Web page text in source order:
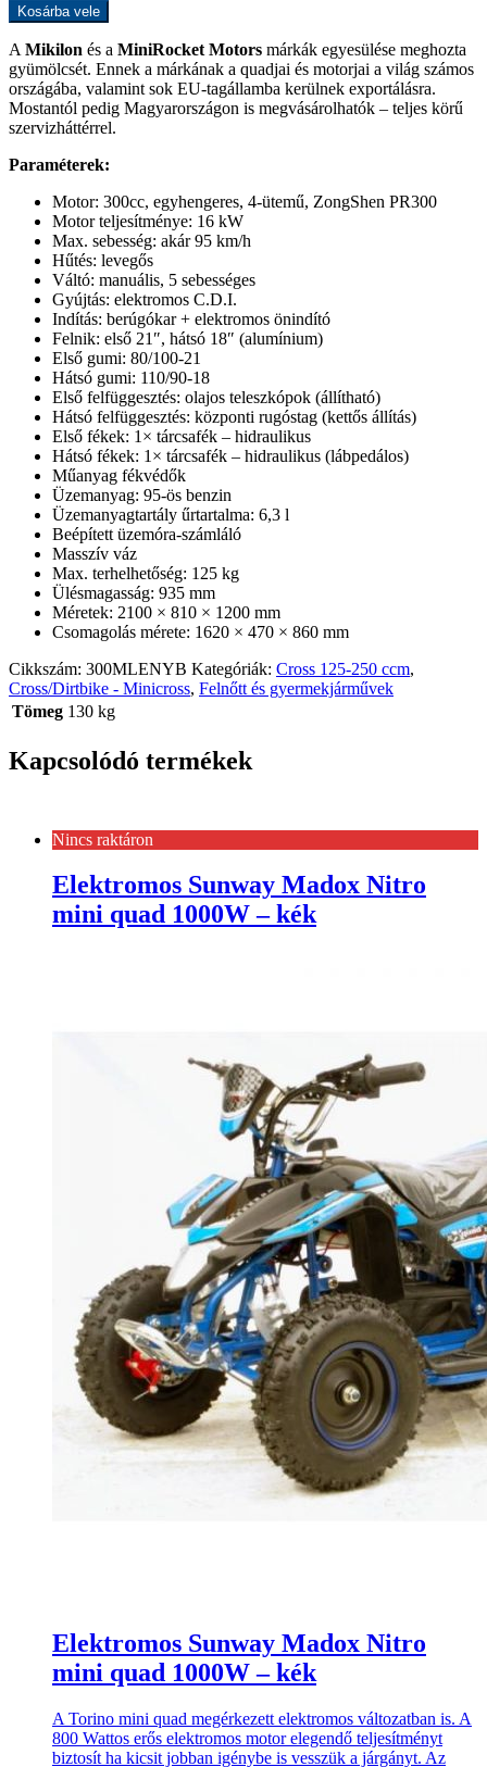
Kosárba vele
A Mikilon és a MiniRocket Motors márkák egyesülése meghozta
gyümölcsét. Ennek a márkának a quadjai és motorjai a világ számos
országába, valamint sok EU-tagállamba kerülnek exportálásra.
Mostantól pedig Magyarországon is megvásárolhatók – teljes körű
szervizháttérrel.
Paraméterek:
Motor: 300cc, egyhengeres, 4-ütemű, ZongShen PR300
Motor teljesítménye: 16 kW
Max. sebesség: akár 95 km/h
Hűtés: levegős
Váltó: manuális, 5 sebességes
Gyújtás: elektromos C.D.I.
Indítás: berúgókar + elektromos önindító
Felnik: első 21″, hátsó 18″ (alumínium)
Első gumi: 80/100-21
Hátsó gumi: 110/90-18
Első felfüggesztés: olajos teleszkópok (állítható)
Hátsó felfüggesztés: központi rugóstag (kettős állítás)
Első fékek: 1× tárcsafék – hidraulikus
Hátsó fékek: 1× tárcsafék – hidraulikus (lábpedálos)
Műanyag fékvédők
Üzemanyag: 95-ös benzin
Üzemanyagtartály űrtartalma: 6,3 l
Beépített üzemóra-számláló
Masszív váz
Max. terhelhetőség: 125 kg
Ülésmagasság: 935 mm
Méretek: 2100 × 810 × 1200 mm
Csomagolás mérete: 1620 × 470 × 860 mm
Cikkszám: 300MLENYB Kategóriák: Cross 125-250 ccm,
Cross/Dirtbike - Minicross, Felnőtt és gyermekjárművek
Tömeg 130 kg
Kapcsolódó termékek
Nincs raktáron
Elektromos Sunway Madox Nitro
mini quad 1000W – kék
Elektromos Sunway Madox Nitro
mini quad 1000W – kék
A Torino mini quad megérkezett elektromos változatban is. A
800 Wattos erős elektromos motor elegendő teljesítményt
biztosít ha kicsit jobban igénybe is vesszük a járgányt. Az